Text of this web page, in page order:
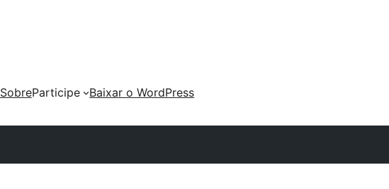
SobreParticipe
Baixar o WordPress